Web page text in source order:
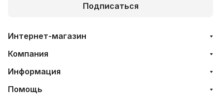
Подписаться
Интернет-магазин
Компания
Информация
Помощь